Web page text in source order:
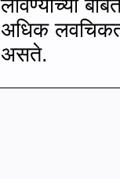
लावण्याच्या
अधिक
असते.